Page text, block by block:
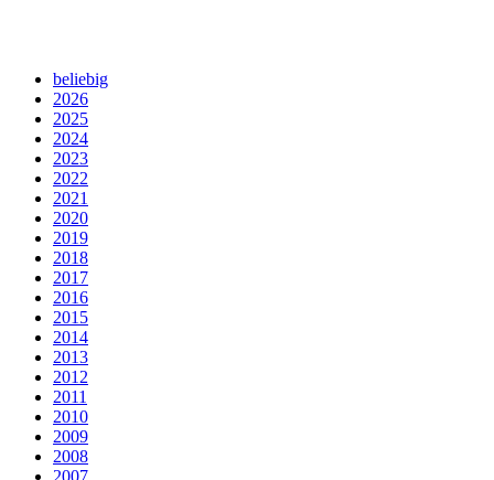
beliebig
2026
2025
2024
2023
2022
2021
2020
2019
2018
2017
2016
2015
2014
2013
2012
2011
2010
2009
2008